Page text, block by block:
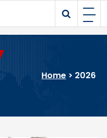
Home > 2026